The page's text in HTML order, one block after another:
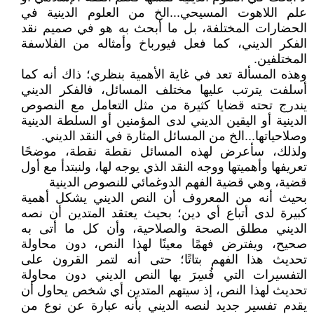
علم اللاهوت المسيحي...الخ من العلوم الدينية في
الحضارات المختلفة، بل ما أبحث به هو في صميم نقد
الفكر الديني، كما فعل فيورباخ وأمثاله من الفلاسفة
المختلفين.
وهذه المسألة تعد في غاية الأهمية بنظري؛ ذاك أنه كما
أسلفت يترتب عليها مختلف المسائل، فالفكر الديني
يندرج تحته قضايا كثيرة من مثل التعامل مع النصوص
الدينية أو اليقين الديني لدى المؤمنين أو السلطة الدينية
وصلاحياتها...الخ من المسائل المثارة في النقد الديني.
ولذلك، سأعرض لهذه المسائل نقطة نقطة، موضحًا
تعريفها وأهميتها ووجه النقد الذي يوجه لها، ولنبتدأ مع أول
قضية، وهي قضية الفهم الدوغمائي للنصوص الدينية
بحيث أنه من المعروف أن النص الديني يشكل أهمية
كبيرة لدى أتباع أي دين؛ بحيث يعتقد المتدين أن نصه
الديني مطلق الصحة والصلاحية، وأن كل ما أتى به
صحيح، ويفترض فهمًا معينًا لهذا النص، دون محاولة
تحديث هذا الفهم بتاتًا؛ حتى أنه لتمر القرون على
التفسيرات التي فُسِرَ بها النص الديني دون محاولة
تحديث لهذا النص، إذ سيتهم المتدين أي شخص يحاول أن
يقدم تفسير جديد لنصه الديني بأنه عبارة عن نوع من